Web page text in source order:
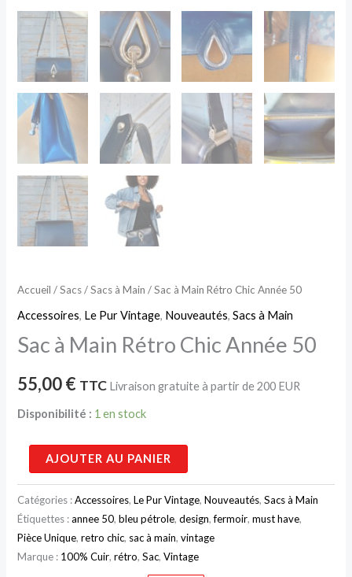
Accueil /Sacs/Sacs à Main / Sac à Main Rétro Chic Année 50
Accessoires, Le Pur Vintage, Nouveautés,Sacs à Main
Sac à Main Rétro Chic Année 50
55,00€ TTC Livraison gratuite à partir de 200 EUR
Disponibilité : 1 en stock
AJOUTER AU PANIER
Catégories :Accessoires,Le Pur Vintage,Nouveautés,Sacs à Main
Étiquettes :annee 50,bleu pétrole,design,fermoir,must have,
Pièce Unique,retro chic, sac à main,vintage
Marque : 100% Cuir,rétro,Sac,Vintage